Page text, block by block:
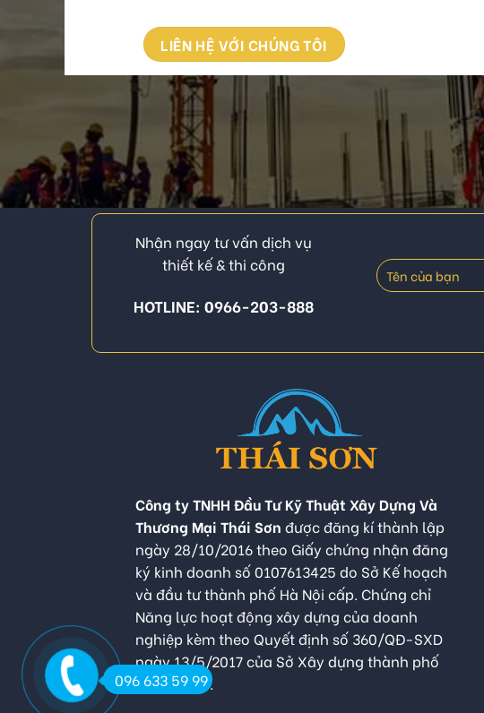
LIÊN HỆ VỚI CHÚNG TÔI
Nhận ngay tư vấn dịch vụ
thiết kế & thi công
HOTLINE: 0966-203-888
Công ty TNHH Đầu Tư Kỹ Thuật Xây Dựng Và
Thương Mại Thái Sơn được đăng kí thành lập
ngày 28/10/2016 theo Giấy chứng nhận đăng
ký kinh doanh số 0107613425 do Sở Kế hoạch
và đầu tư thành phố Hà Nội cấp. Chứng chỉ
Năng lực hoạt động xây dựng của doanh
nghiệp kèm theo Quyết định số 360/QĐ-SXD
ngày 13/5/2017 của Sở Xây dựng thành phố
Hà Nội cấp.
096 633 59 99